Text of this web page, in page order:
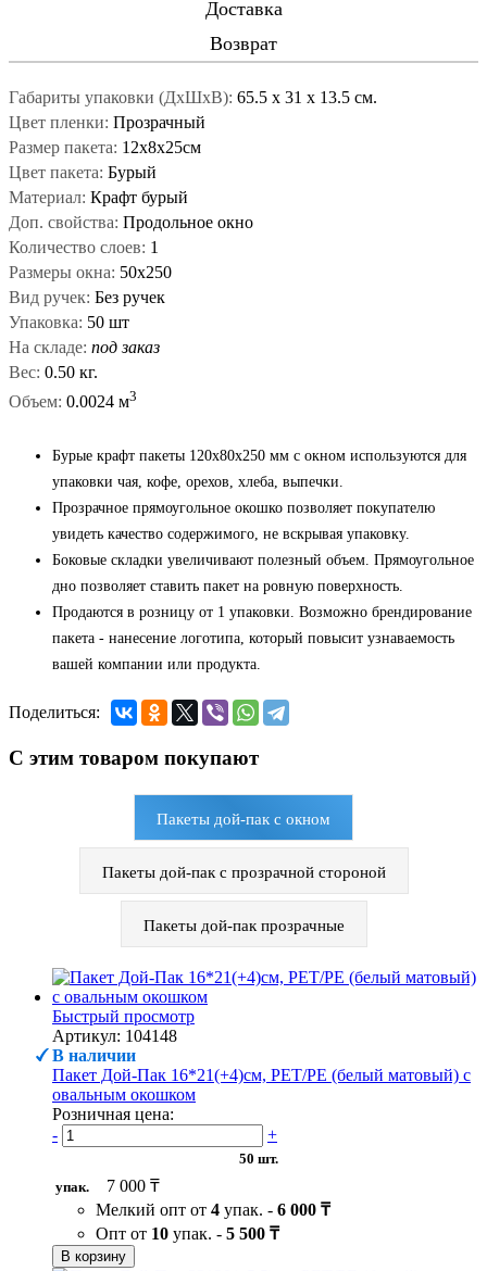
Доставка
Возврат
Габариты упаковки (ДxШxВ): 65.5 x 31 x 13.5 см.
Цвет пленки: Прозрачный
Размер пакета: 12х8х25см
Цвет пакета: Бурый
Материал: Крафт бурый
Доп. свойства: Продольное окно
Количество слоев: 1
Размеры окна: 50х250
Вид ручек: Без ручек
Упаковка: 50 шт
На складе: под заказ
Вес: 0.50 кг.
Объем: 0.0024 м3
Бурые крафт пакеты 120x80x250 мм с окном используются для
упаковки чая, кофе, орехов, хлеба, выпечки.
Прозрачное прямоугольное окошко позволяет покупателю
увидеть качество содержимого, не вскрывая упаковку.
Боковые складки увеличивают полезный объем. Прямоугольное
дно позволяет ставить пакет на ровную поверхность.
Продаются в розницу от 1 упаковки. Возможно брендирование
пакета - нанесение логотипа, который повысит узнаваемость
вашей компании или продукта.
Поделиться:
С этим товаром покупают
Пакеты дой-пак с окном
Пакеты дой-пак с прозрачной стороной
Пакеты дой-пак прозрачные
Быстрый просмотр
Артикул: 104148
В наличии
Пакет Дой-Пак 16*21(+4)см, PET/PE (белый матовый) с
овальным окошком
Розничная цена:
-
+
50 шт.
упак.
7 000 ₸
Мелкий опт от 4 упак. - 6 000 ₸
Опт от 10 упак. - 5 500 ₸
В корзину